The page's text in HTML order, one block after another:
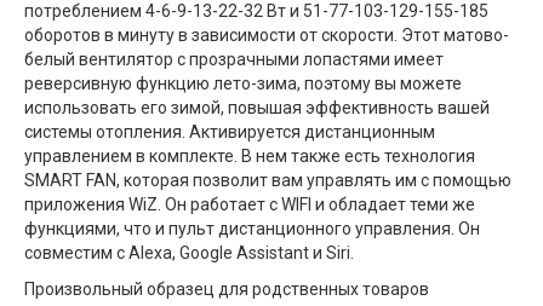
потреблением 4-6-9-13-22-32 Вт и 51-77-103-129-155-185
оборотов в минуту в зависимости от скорости. Этот матово-
белый вентилятор с прозрачными лопастями имеет
реверсивную функцию лето-зима, поэтому вы можете
использовать его зимой, повышая эффективность вашей
системы отопления. Активируется дистанционным
управлением в комплекте. В нем также есть технология
SMART FAN, которая позволит вам управлять им с помощью
приложения WiZ. Он работает с WIFI и обладает теми же
функциями, что и пульт дистанционного управления. Он
совместим с Alexa, Google Assistant и Siri.
Произвольный образец для родственных товаров